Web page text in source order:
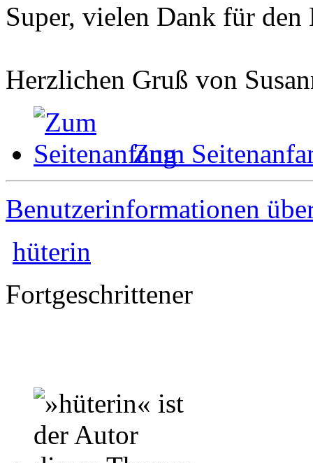
Super, vielen Dank für
Herzlichen Gruß von
Zum
Benutzerinformationen
hüterin
Fortgeschrittener